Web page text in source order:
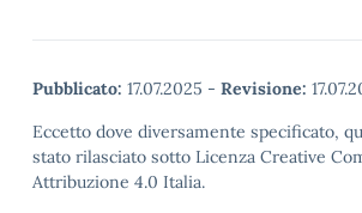
Pubblicato: 17.07.2025 - Revisione:
Eccetto dove diversamente specificato,
stato rilasciato sotto Licenza Creative
Attribuzione 4.0 Italia.